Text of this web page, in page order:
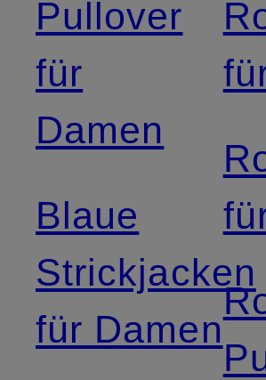
Pullover
für
Damen
Blaue
Strickjacken
für Damen